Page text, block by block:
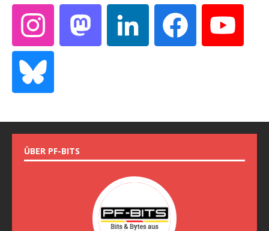
ÜBER PF-BITS